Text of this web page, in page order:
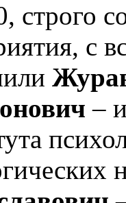
строго
с
–